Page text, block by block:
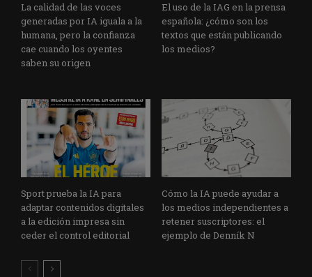
La calidad de las voces
generadas por IA iguala a la
humana, pero la confianza
cae cuando los oyentes
saben su origen
El uso de la IAG en la prensa
española: ¿cómo son los
textos que están publicando
los medios?
Sport prueba la IA para
adaptar contenidos digitales
a la edición impresa sin
ceder el control editorial
Cómo la IA puede ayudar a
los medios independientes a
retener suscriptores: el
ejemplo de Denník N